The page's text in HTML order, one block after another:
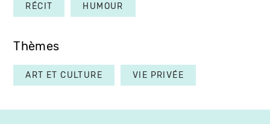
RÉCIT HUMOUR
Thèmes
ART ET CULTURE VIE PRIVÉE